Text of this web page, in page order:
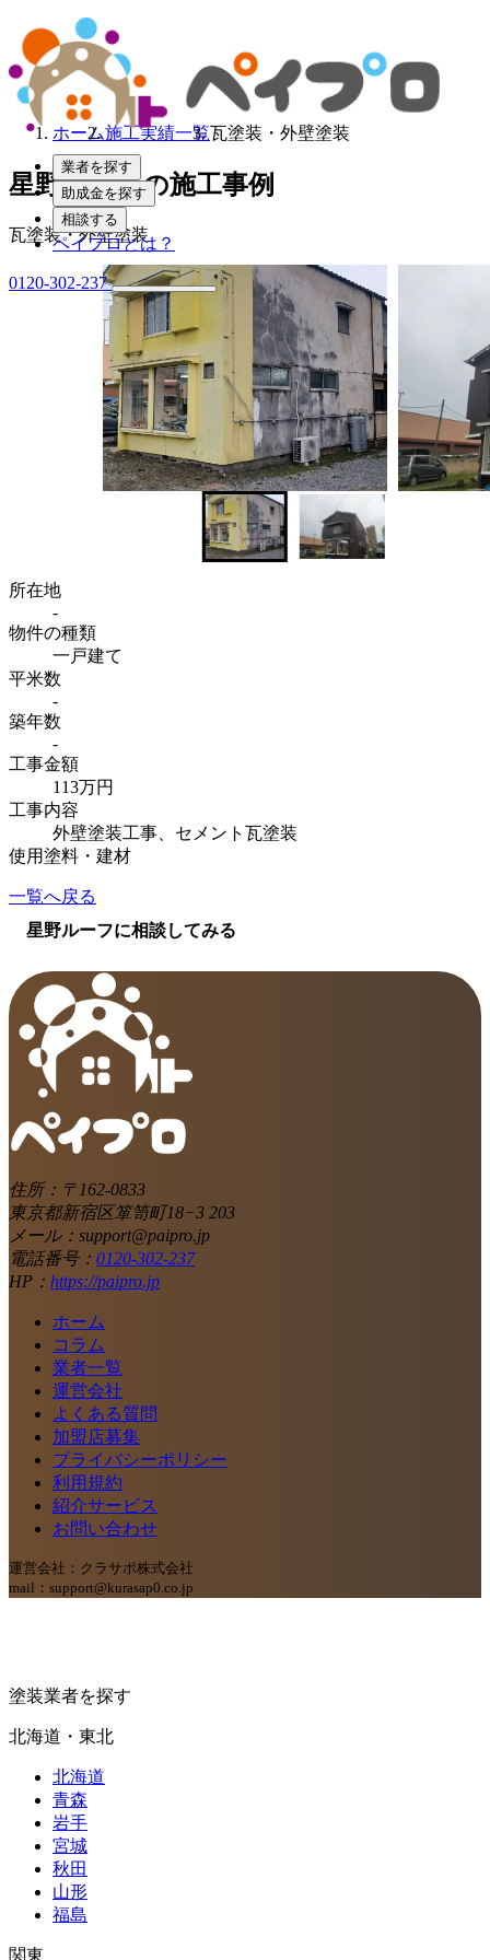
業者を探す
助成金を探す
相談する
ペイプロとは？
0120-302-237
ホーム施工実績一覧瓦塗装・外壁塗装
星野ルーフの施工事例
瓦塗装・外壁塗装
所在地
-
物件の種類
一戸建て
平米数
-
築年数
-
工事金額
113万円
工事内容
外壁塗装工事、セメント瓦塗装
使用塗料・建材
一覧へ戻る
星野ルーフに相談してみる
住所：〒162-0833
東京都新宿区箪笥町18−3 203
メール：support@paipro.jp
電話番号： 0120-302-237
HP： https://paipro.jp
ホーム
コラム
業者一覧
運営会社
よくある質問
加盟店募集
プライバシーポリシー
利用規約
紹介サービス
お問い合わせ
運営会社：クラサポ株式会社
mail：support@kurasap0.co.jp
塗装業者を探す
北海道・東北
北海道
青森
岩手
宮城
秋田
山形
福島
関東